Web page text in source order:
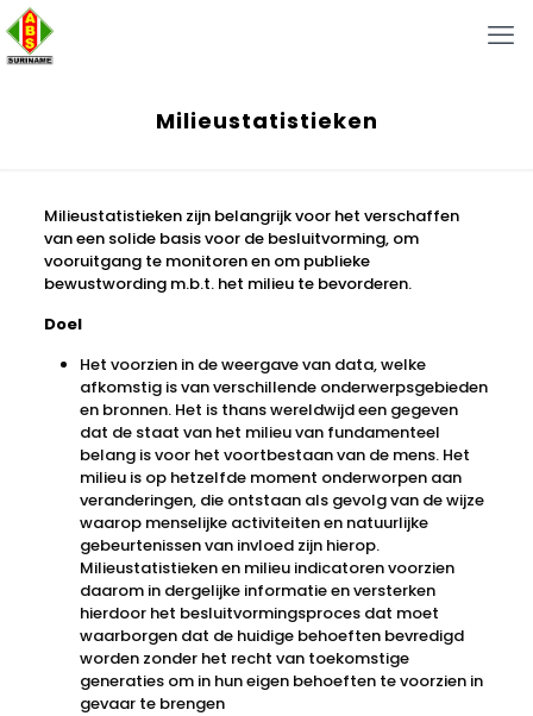
Milieustatistieken
Milieustatistieken zijn belangrijk voor het verschaffen
van een solide basis voor de besluitvorming, om
vooruitgang te monitoren en om publieke
bewustwording m.b.t. het milieu te bevorderen.
Doel
Het voorzien in de weergave van data, welke
afkomstig is van verschillende onderwerpsgebieden
en bronnen. Het is thans wereldwijd een gegeven
dat de staat van het milieu van fundamenteel
belang is voor het voortbestaan van de mens. Het
milieu is op hetzelfde moment onderworpen aan
veranderingen, die ontstaan als gevolg van de wijze
waarop menselijke activiteiten en natuurlijke
gebeurtenissen van invloed zijn hierop.
Milieustatistieken en milieu indicatoren voorzien
daarom in dergelijke informatie en versterken
hierdoor het besluitvormingsproces dat moet
waarborgen dat de huidige behoeften bevredigd
worden zonder het recht van toekomstige
generaties om in hun eigen behoeften te voorzien in
gevaar te brengen